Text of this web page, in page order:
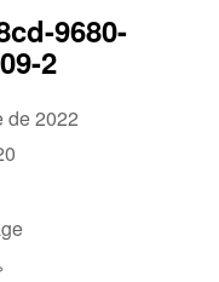
9680-
2
de 2022